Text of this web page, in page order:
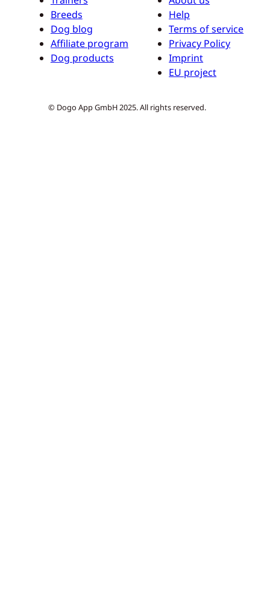
Breeds
Dog blog
Affiliate program
Dog products
Help
Terms of service
Privacy Policy
Imprint
EU project
© Dogo App GmbH 2025. All rights reserved.